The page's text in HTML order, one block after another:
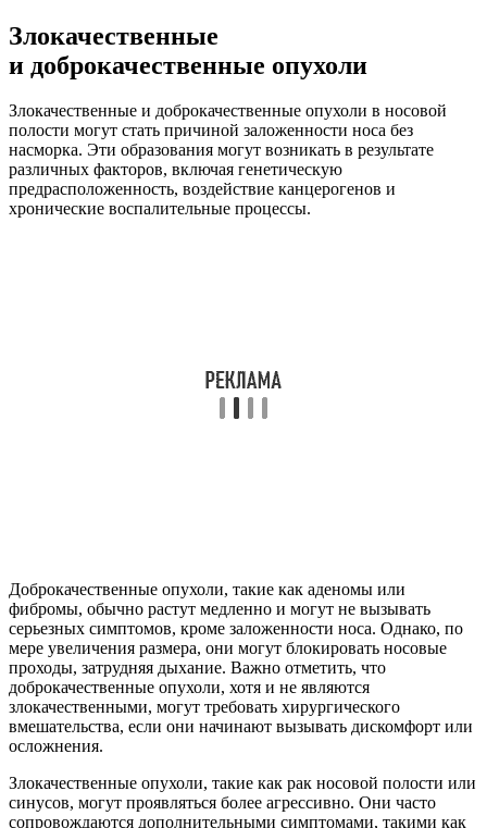
Злокачественные
и доброкачественные опухоли
Злокачественные и доброкачественные опухоли в носовой
полости могут стать причиной заложенности носа без
насморка. Эти образования могут возникать в результате
различных факторов, включая генетическую
предрасположенность, воздействие канцерогенов и
хронические воспалительные процессы.
Доброкачественные опухоли, такие как аденомы или
фибромы, обычно растут медленно и могут не вызывать
серьезных симптомов, кроме заложенности носа. Однако, по
мере увеличения размера, они могут блокировать носовые
проходы, затрудняя дыхание. Важно отметить, что
доброкачественные опухоли, хотя и не являются
злокачественными, могут требовать хирургического
вмешательства, если они начинают вызывать дискомфорт или
осложнения.
Злокачественные опухоли, такие как рак носовой полости или
синусов, могут проявляться более агрессивно. Они часто
сопровождаются дополнительными симптомами, такими как